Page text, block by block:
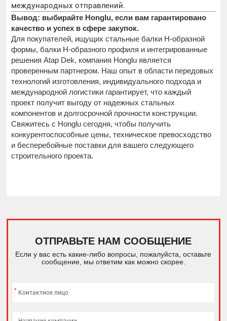
международных отправлений.
Вывод: выбирайте Honglu, если вам гарантировано
качество и успех в сфере закупок.
Для покупателей, ищущих стальные балки H-образной
формы, балки H-образного профиля и интегрированные
решения Atap Dek, компания Honglu является
проверенным партнером. Наш опыт в области передовых
технологий изготовления, индивидуального подхода и
международной логистики гарантирует, что каждый
проект получит выгоду от надежных стальных
компонентов и долгосрочной прочности конструкции.
Свяжитесь с Honglu сегодня, чтобы получить
конкурентоспособные цены, техническое превосходство
и бесперебойные поставки для вашего следующего
строительного проекта.
ОТПРАВЬТЕ НАМ СООБЩЕНИЕ
Если у вас есть какие-либо вопросы, пожалуйста, оставьте
сообщение, мы ответим как можно скорее.
*